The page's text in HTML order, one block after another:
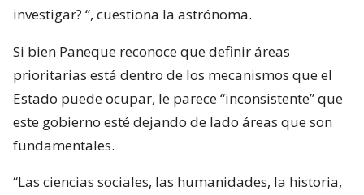
investigar? “, cuestiona la astrónoma.
Si bien Paneque reconoce que definir áreas
prioritarias está dentro de los mecanismos que el
Estado puede ocupar, le parece “inconsistente” que
este gobierno esté dejando de lado áreas que son
fundamentales.
“Las ciencias sociales, las humanidades, la historia,